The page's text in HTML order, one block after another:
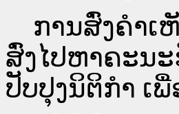
ການສົ່ງຄໍາເ
ສົ່ງໄປຫາຄະນ
ປັບປຸງນິຕິກຳ ເ